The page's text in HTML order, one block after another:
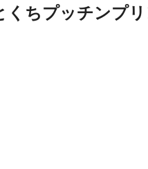
くちプッチンプ